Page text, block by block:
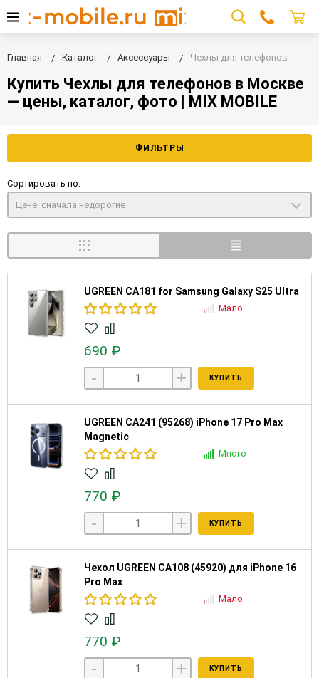
Главная Каталог Аксессуары Чехлы для телефонов
Купить Чехлы для телефонов в Москве
— цены, каталог, фото | MIX MOBILE
ФИЛЬТРЫ
Сортировать по:
Цене, сначала недорогие
UGREEN CA181 for Samsung Galaxy S25 Ultra
Мало
690 ₽
- + КУПИТЬ
UGREEN CA241 (95268) iPhone 17 Pro Max
Magnetiс
Много
770 ₽
- + КУПИТЬ
Чехол UGREEN CA108 (45920) для iPhone 16
Pro Max
Мало
770 ₽
- + КУПИТЬ